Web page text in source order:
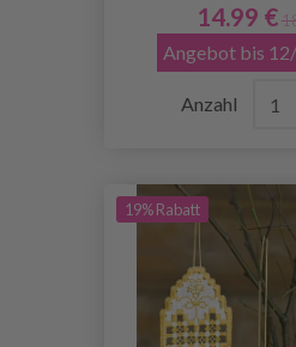
14.99 €
Angebot bis
Anzahl
19% Rabatt